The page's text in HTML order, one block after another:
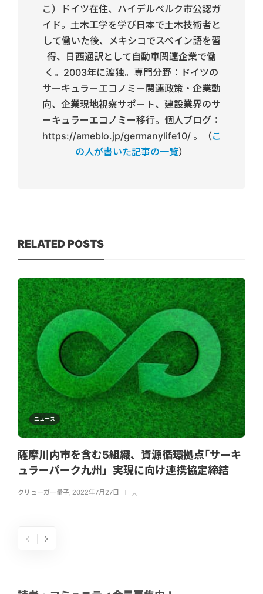
こ）ドイツ在住、ハイデルベルク市公認ガ
イド。土木工学を学び日本で土木技術者と
して働いた後、メキシコでスペイン語を習
得、日西通訳として自動車関連企業で働
く。2003年に渡独。専門分野：ドイツの
サーキュラーエコノミー関連政策・企業動
向、企業現地視察サポート、建設業界のサ
ーキュラーエコノミー移行。個人ブログ：
https://ameblo.jp/germanylife10/ 。（こ
の人が書いた記事の一覧）
RELATED POSTS
ニュース
薩摩川内市を含む5組織、資源循環拠点｢サーキ
ュラーパーク九州」実現に向け連携協定締結
クリューガー量子, 2022年7月27日